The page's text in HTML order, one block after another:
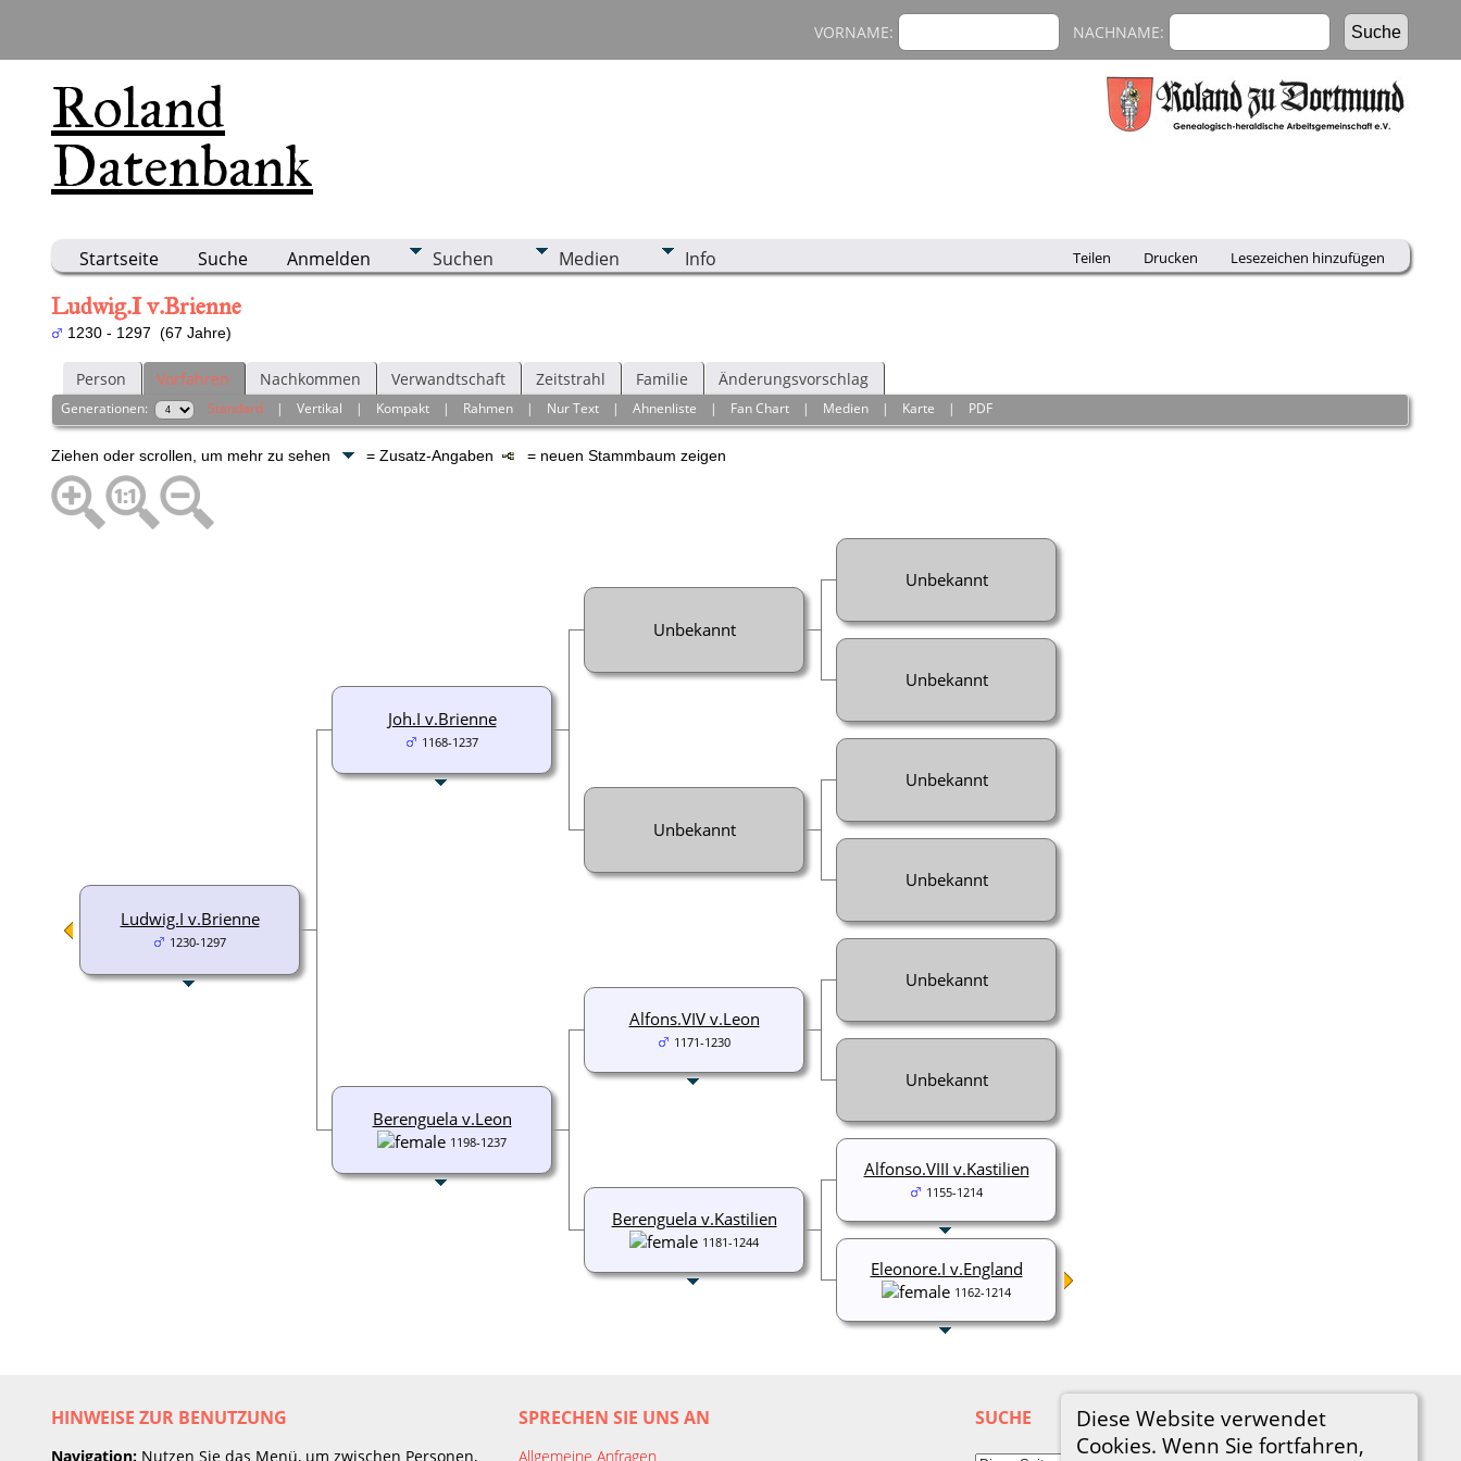
Roland
Datenbank
VORNAME: NACHNAME:
Startseite Suche Anmelden Suchen Medien Info Teilen Drucken Lesezeichen hinzufügen
Diese Website verwendet
Cookies. Wenn Sie fortfahren,
Ludwig.I v.Brienne
1230 - 1297 (67 Jahre)
Person Vorfahren Nachkommen Verwandtschaft Zeitstrahl Familie Änderungsvorschlag
Generationen: Standard |Vertikal | Kompakt | Rahmen | Nur Text |Ahnenliste | Fan Chart | Medien | Karte | PDF
Ziehen oder scrollen, um mehr zu sehen = Zusatz-Angaben = neuen Stammbaum zeigen
Ludwig.I v.Brienne
1230-1297
Joh.I v.Brienne
1168-1237
Unbekannt
Unbekannt
Unbekannt
Unbekannt
Unbekannt
Unbekannt
Berenguela v.Leon
1198-1237
Alfons.VIV v.Leon
1171-1230
Unbekannt
Unbekannt
Berenguela v.Kastilien
1181-1244
Alfonso.VIII v.Kastilien
1155-1214
Eleonore.I v.England
1162-1214
HINWEISE ZUR BENUTZUNG
Navigation: Nutzen Sie das Menü, um zwischen Personen,
SPRECHEN SIE UNS AN
Allgemeine Anfragen
SUCHE